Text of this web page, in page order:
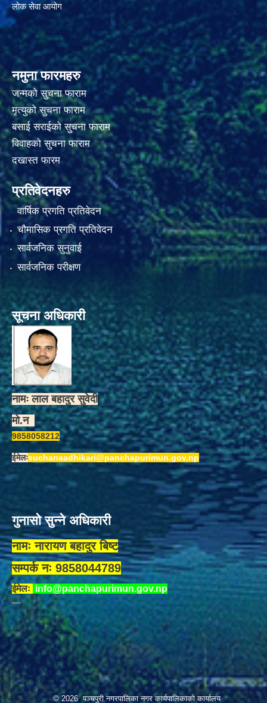
लोक सेवा आयोग
नमुना फारमहरु
जन्मको सुचना फाराम
मृत्युको सुचना फाराम
बसाई सराईको सुचना फाराम
विवाहको सुचना फाराम
दखास्त फारम
प्रतिवेदनहरु
वार्षिक प्रगति प्रतिवेदन
चौमासिक प्रगति प्रतिवेदन
सार्वजनिक सुनुवाई
सार्वजनिक परीक्षण
सूचना अधिकारी
नामः लाल बहादुर सुवेदी
मो.न
9858058212
ईमेलःsuchanaadhikari@panchapurimun.gov.np
गुनासो सुन्ने अधिकारी
नामः नारायण बहादुर बिष्ट
सम्पर्क नः 9858044789
ईमेलः info@panchapurimun.gov.np
© 2026 पञ्चपुरी नगरपालिका नगर कार्यपालिकाको कार्यालय